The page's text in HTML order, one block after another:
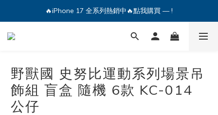
🔥iPhone 17 全系列熱銷中🔥點我購買 — !
🔥iPhone 17 全系列熱銷中🔥點我購買 — !
💕加入Q哥 Line 新好友領優惠券！🎫
野獸國 史努比運動系列場景吊
飾組 盲盒 隨機 6款 KC-014
公仔